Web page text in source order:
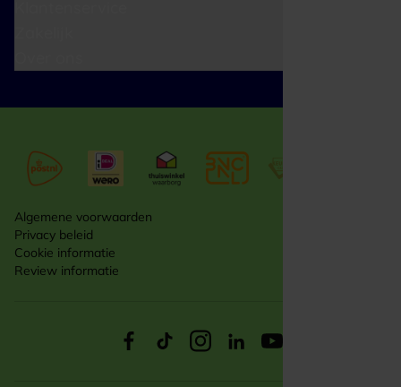
Algemene voorwaarden
Privacy beleid
Cookie informatie
Review informatie